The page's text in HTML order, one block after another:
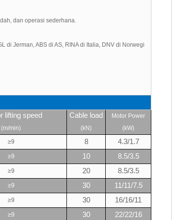
dan operasi sederhana.
di Jerman, ABS di AS, RINA di Italia, DNV di Norwegi
lifting speed
(m/min)
Cable load
(kN)
Motor Power
(kW)
≥9 8 4.3/1.7
≥9 10 8.5/3.5
≥9 20
8.5/3.5
≥9 30 11/11/7.5
≥9 30 16/16/11
≥9 30 22/22/16